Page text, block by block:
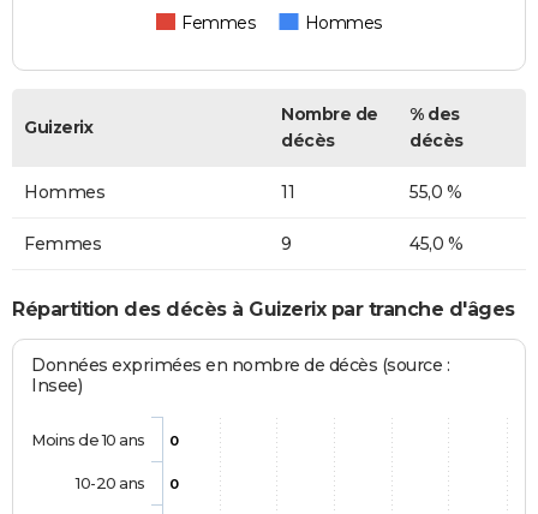
Femmes Hommes
Guizerix
Nombre de
décès
% des
décès
Hommes 11 55,0 %
Femmes 9 45,0 %
Répartition des décès à Guizerix par tranche d'âges
Données exprimées en nombre de décès (source :
Insee)
0
0
Moins de 10 ans
10-20 ans